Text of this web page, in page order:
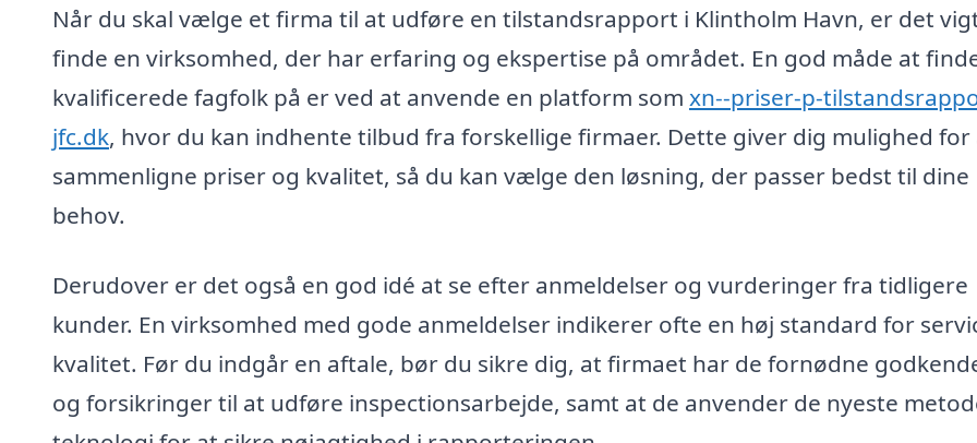
Når du skal vælge et firma til at udføre en tilstandsrapport i Klintholm Havn, er det
finde en virksomhed, der har erfaring og ekspertise på området. En god måde at
kvalificerede fagfolk på er ved at anvende en platform som xn--priser-p-
jfc.dk, hvor du kan indhente tilbud fra forskellige firmaer. Dette giver dig mulighed for
sammenligne priser og kvalitet, så du kan vælge den løsning, der passer bedst til dine
behov.
Derudover er det også en god idé at se efter anmeldelser og vurderinger fra tidligere
kunder. En virksomhed med gode anmeldelser indikerer ofte en høj standard for
kvalitet. Før du indgår en aftale, bør du sikre dig, at firmaet har de fornødne
og forsikringer til at udføre inspectionsarbejde, samt at de anvender de nyeste